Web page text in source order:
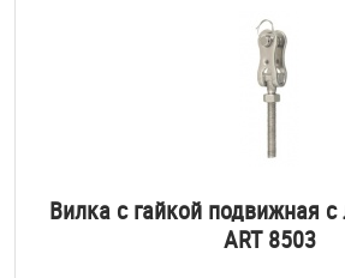
Вилка с гайкой подвижная с
ART 8503